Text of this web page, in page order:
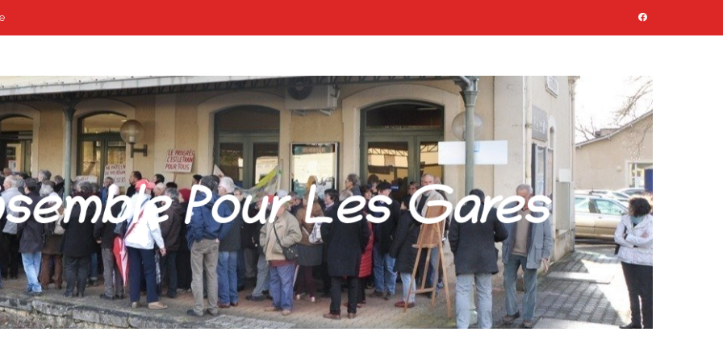
LES GARES